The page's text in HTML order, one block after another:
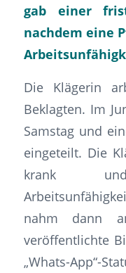
gab einer
nachdem eine
Die Klägerin
Beklagten. Im
Samstag und
eingeteilt. Die
krank
nahm dann
veröffentlichte
„Whats-App“-